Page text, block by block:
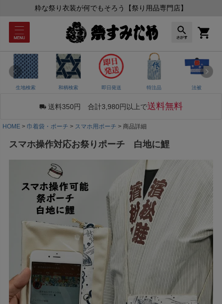
粋な祭り衣装が何でもそろう【祭り用品専門店】
生地検索 和柄検索 即日発送 特注品 法被
送料350円 合計3,980円以上で送料無料
HOME 巾着袋・ポーチ スマホ用ポーチ 商品詳細
スマホ操作対応お祭りポーチ 白地に鯉